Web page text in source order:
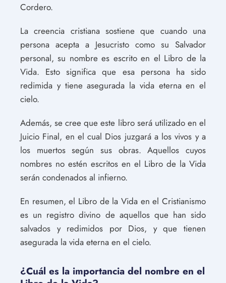
Cordero.
La creencia cristiana sostiene que cuando una
persona acepta a Jesucristo como su Salvador
personal, su nombre es escrito en el Libro de la
Vida. Esto significa que esa persona ha sido
redimida y tiene asegurada la vida eterna en el
cielo.
Además, se cree que este libro será utilizado en el
Juicio Final, en el cual Dios juzgará a los vivos y a
los muertos según sus obras. Aquellos cuyos
nombres no estén escritos en el Libro de la Vida
serán condenados al infierno.
En resumen, el Libro de la Vida en el Cristianismo
es un registro divino de aquellos que han sido
salvados y redimidos por Dios, y que tienen
asegurada la vida eterna en el cielo.
¿Cuál es la importancia del nombre en el